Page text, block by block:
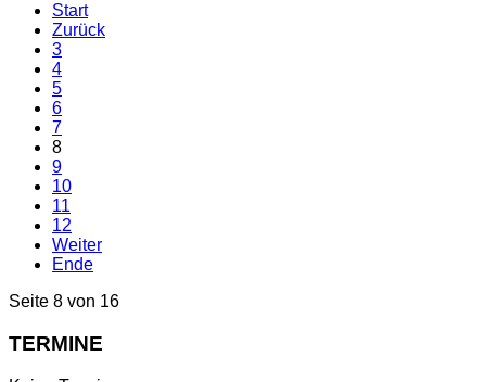
Start
Zurück
3
4
5
6
7
8
9
10
11
12
Weiter
Ende
Seite 8 von 16
TERMINE